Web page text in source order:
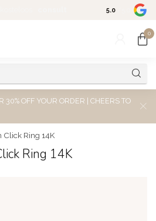
5.0
0
30% OFF YOUR ORDER | CHEERS TO
Click Ring 14K
Ring 14K